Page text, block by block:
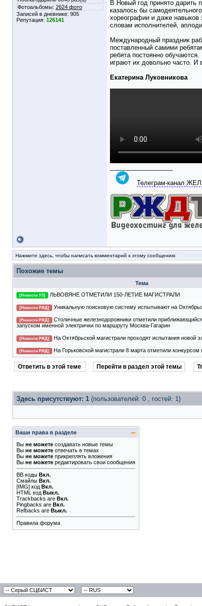
Фотоальбомы: 2624 фото
Записей в дневнике: 905
Репутация: 126141
В Новый год принято дарить
казалось бы
хореографии и даже навыков
словам исполнителей,
Международный праздник
поставленный самими
ребята постоянно
играют их довольно часто. И
Екатерина Луковникова
Телеграм-канал
Нажмите здесь, чтобы написать комментарий к этому сообщению
Похожие темы
Тема
[Новости УЗ] ЛЬВОВЯНЕ ОТМЕТИЛИ 150-ЛЕТИЕ МАГИСТРАЛИ
[Новости РЖД] Уникальную поисковую систему испытывают на
[Новости РЖД]
Столичные железнодорожники отметили
запуском именной электрички по маршруту Москва-Гагарин
[Новости РЖД] На Октябрьской магистрали проходят испытания новой
[Новости РЖД] На Горьковской магистрали 8 марта отметили конкурсом
Ответить в этой теме Перейти в раздел этой темы
Здесь присутствуют: 1 (пользователей: 0 , гостей: 1)
Ваши права в разделе
Вы не можете создавать новые темы
Вы не можете отвечать в темах
Вы не можете прикреплять вложения
Вы не можете редактировать свои сообщения
BB коды Вкл.
Смайлы Вкл.
[IMG] код Вкл.
HTML код Выкл.
Trackbacks are Вкл.
Pingbacks are Вкл.
Refbacks are Выкл.
Правила форума